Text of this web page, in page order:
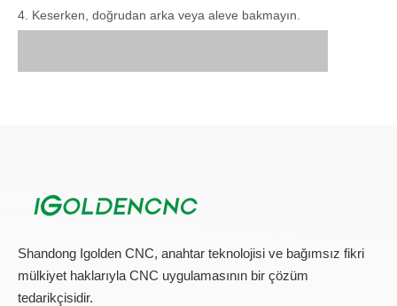
4. Keserken, doğrudan arka veya aleve bakmayın.
Shandong Igolden CNC, anahtar teknolojisi ve bağımsız fikri
mülkiyet haklarıyla CNC uygulamasının bir çözüm
tedarikçisidir.